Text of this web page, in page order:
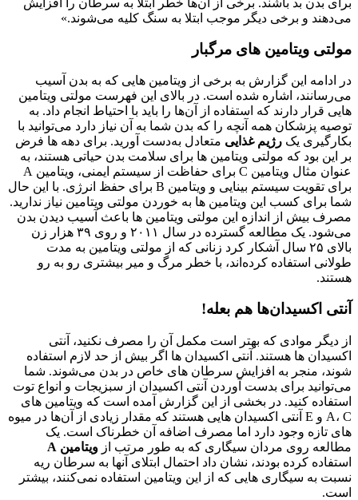
برای بدن بد باشند. برخی از آن‌ها خطر ابتلا به سرطان را افزایش
می‌دهند و برخی دیگر موجب ابتلا به سنگ کلیه می‌شوند.»
مولتی ویتامین‌ های مرگبار
در ادامه این گزارش به برخی از ویتامین‌ هایی که به بدن آسیب
می‌رسانند، اشاره شده است. در بالای این فهرست مولتی ویتامین
‌هایی قرار دارند که استفاده از آن‌ها را باید با احتیاط انجام داد. به
توصیه پزشکان همه آنچه را که بدن شما به آن نیاز دارد می‌توانید با
بکارگیری یک رژیم غذایی متعادل به‌دست آورید. برای دهه‌ ها فرض
بر این بود که مولتی ویتامین ‌ها برای سلامت بدن حیاتی هستند، به
عنوان مثال ویتامین C برای حفاظت از سیستم ایمنی، ویتامین A
برای تقویت سیستم بینایی و ویتامین B برای حفظ انرژی. با این حال
شما برای کسب این ویتامین ‌ها به خوردن مولتی ویتامین نیاز ندارید.
مصرف بیش از اندازه این مولتی ویتامین‌ ها باعث آسیب دیدن بدن
می‌شود. یک مطالعه گسترده در سال ٢٠١١ و روی ٣٩ هزار زن
بالای ٢۵ سال آشکار کرد زنانی که از مولتی ویتامین به مدت
طولانی استفاده کرده‌اند، با خطر مرگ و میر بیشتری رو به رو
هستند.
آنتی اکسیدان‌ها هم بعله!
از دیگر موادی که بهتر است مکمل آن را مصرف نکنید، آنتی
اکسیدان ها هستند. آنتی اکسیدان ‌ها اگر بیش از حد لازم استفاده
شوند، منجر به افزایش سرطان‌ های خاص در بدن می‌شوند. شما
می‌توانید برای بدست آوردن آنتی اکسیدان از سبزیجات و انواع توت
استفاده کنید. در بخشی از این گزارش آمده است که ویتامین‌ های
A، C و E آنتی اکسیدان‌ هایی هستند که مقدار زیادی از آن‌ها در میوه‌
های تازه وجود دارد اما مصرف اضافه آن خطرناک است. یک
مطالعه روی مردان سیگاری که به طور مرتب از ویتامین A
استفاده کرده بودند، نشان داد احتمال ابتلای آنها به سرطان ریه
نسبت به سیگاری‌ هایی که از این ویتامین استفاده نمی‌کنند، بیشتر
است.